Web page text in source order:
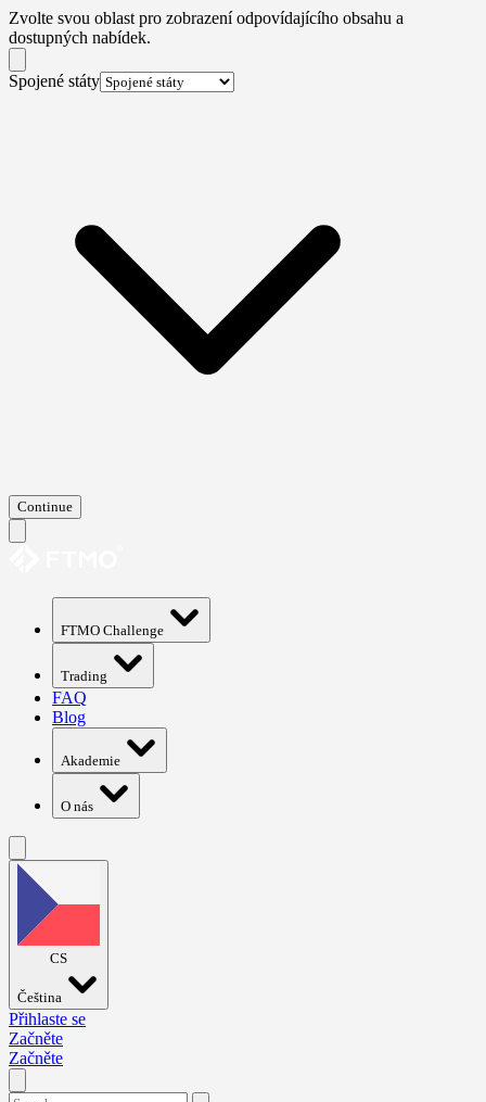
Zvolte svou oblast pro zobrazení odpovídajícího obsahu a
dostupných nabídek.
Spojené státy
Continue
FTMO Challenge
Trading
FAQ
Blog
Akademie
O nás
CS
Čeština
Přihlaste se
Začněte
Začněte